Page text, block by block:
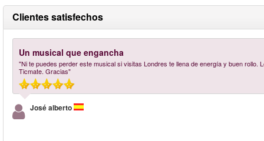
Clientes satisfechos
Un musical que engancha
"Ni te puedes perder este musical si visitas Londres te llena de energía y buen
Ticmate. Gracias"
José alberto